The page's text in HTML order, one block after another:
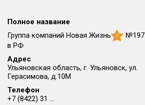
Все
Район в городе
Цена
от
Полное название
Группа компаний Новая Жизнь
3
№197
в РФ
Адрес
Ульяновская область, г. Ульяновск, ул.
Герасимова, д.10М
Телефон
+7 (8422) 31 ...